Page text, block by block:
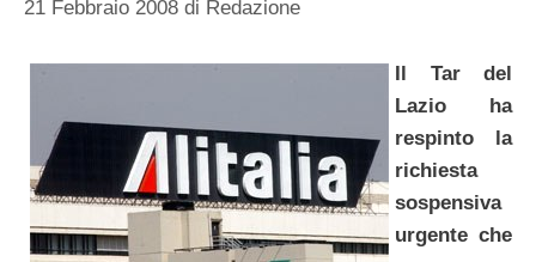
21 Febbraio 2008 di Redazione
Il Tar del
Lazio ha
respinto la
richiesta
sospensiva
urgente che